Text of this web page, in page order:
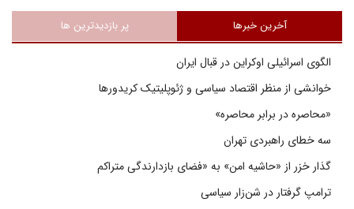
آخرین خبرها پر بازدیدترین ها
الگوی اسرائیلی اوکراین در قبال ایران
خوانشی از منظر اقتصاد سیاسی و ژئوپلیتیک کریدورها
«محاصره در برابر محاصره»
سه خطای راهبردی تهران
گذار خزر از «حاشیه امن» به «فضای بازدارندگی متراکم
ترامپ گرفتار در شن‌زار سیاسی